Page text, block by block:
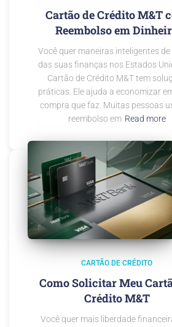
Cartão de Crédito M&T
Reembolso em
Você quer maneiras inteligentes
das suas finanças nos Estados
Cartão de Crédito M&T tem
práticas. Ele ajuda a economizar
compra que faz. Muitas pessoas
reembolso em Read more
CARTÃO DE CRÉDITO
Como Solicitar Meu
Crédito M&T
Você quer mais liberdade